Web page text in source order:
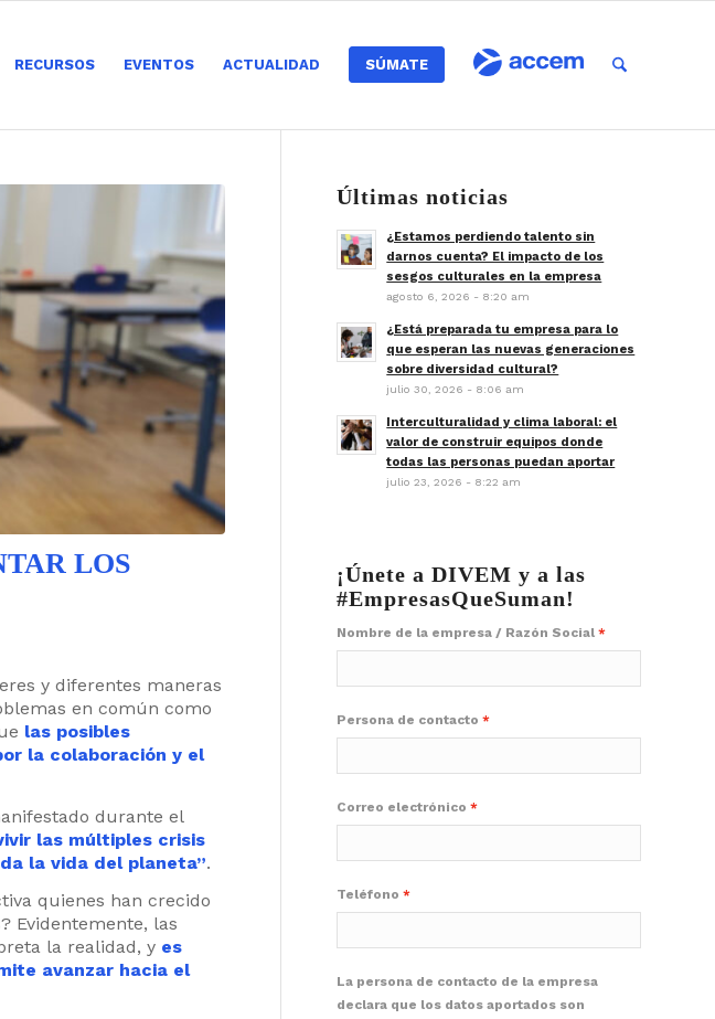
RECURSOS EVENTOS ACTUALIDAD SÚMATE
LOS
y diferentes maneras
en común como
las posibles
la colaboración y el
durante el
las múltiples crisis
la vida del planeta”.
quienes han crecido
Evidentemente, las
la realidad, y es
avanzar hacia el
Últimas noticias
¿Estamos perdiendo talento sin
darnos cuenta? El impacto de los
sesgos culturales en la empresa
agosto 6, 2026 - 8:20 am
¿Está preparada tu empresa para lo
que esperan las nuevas generaciones
sobre diversidad cultural?
julio 30, 2026 - 8:06 am
Interculturalidad y clima laboral: el
valor de construir equipos donde
todas las personas puedan aportar
julio 23, 2026 - 8:22 am
¡Únete a DIVEM y a las
#EmpresasQueSuman!
Nombre de la empresa / Razón Social
Persona de contacto
Correo electrónico
Teléfono
La persona de contacto de la empresa
declara que los datos aportados son